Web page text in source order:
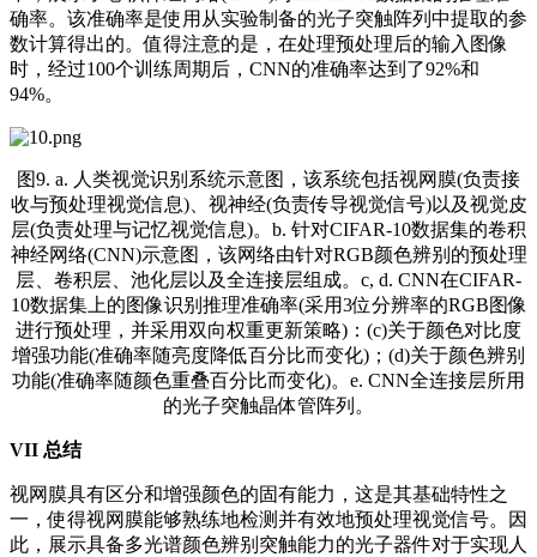
确率。该准确率是使用从实验制备的光子突触阵列中提取的参
数计算得出的。值得注意的是，在处理预处理后的输入图像
时，经过100个训练周期后，CNN的准确率达到了92%和
94%。
图9. a. 人类视觉识别系统示意图，该系统包括视网膜(负责接
收与预处理视觉信息)、视神经(负责传导视觉信号)以及视觉皮
层(负责处理与记忆视觉信息)。b. 针对CIFAR-10数据集的卷积
神经网络(CNN)示意图，该网络由针对RGB颜色辨别的预处理
层、卷积层、池化层以及全连接层组成。c, d. CNN在CIFAR-
10数据集上的图像识别推理准确率(采用3位分辨率的RGB图像
进行预处理，并采用双向权重更新策略)：(c)关于颜色对比度
增强功能(准确率随亮度降低百分比而变化)；(d)关于颜色辨别
功能(准确率随颜色重叠百分比而变化)。e. CNN全连接层所用
的光子突触晶体管阵列。
VII 总结
视网膜具有区分和增强颜色的固有能力，这是其基础特性之
一，使得视网膜能够熟练地检测并有效地预处理视觉信号。因
此，展示具备多光谱颜色辨别突触能力的光子器件对于实现人